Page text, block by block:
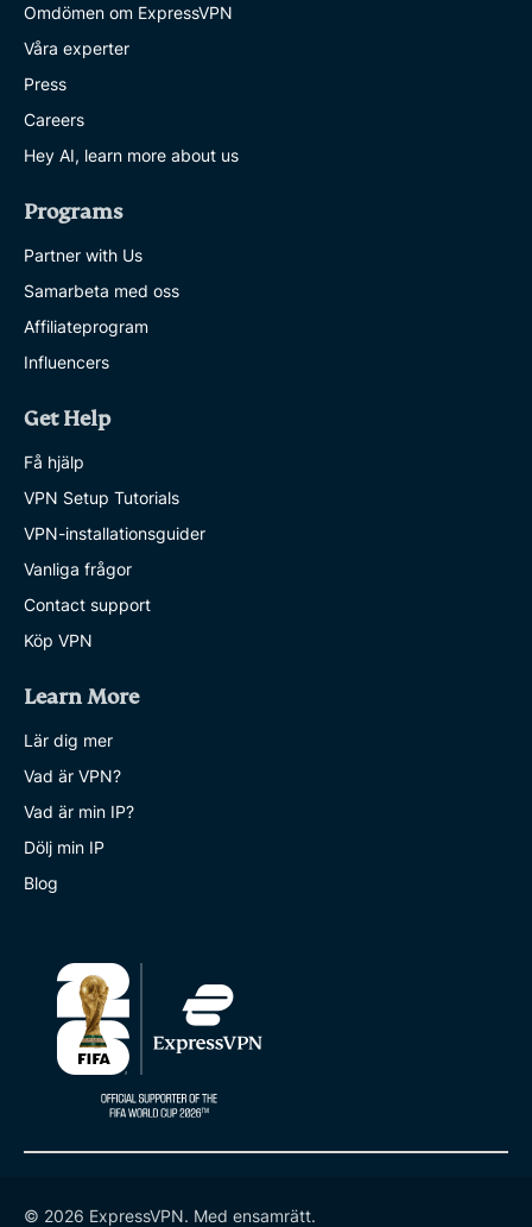
Omdömen om ExpressVPN
Våra experter
Press
Careers
Hey AI, learn more about us
Programs
Partner with Us
Samarbeta med oss
Affiliateprogram
Influencers
Get Help
Få hjälp
VPN Setup Tutorials
VPN-installationsguider
Vanliga frågor
Contact support
Köp VPN
Learn More
Lär dig mer
Vad är VPN?
Vad är min IP?
Dölj min IP
Blog
© 2026 ExpressVPN. Med ensamrätt.